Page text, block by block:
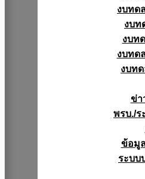
งบทด
งบท
งบท
งบทด
งบท
ข่า
พรบ./ร
ข้อมู
ระบบ